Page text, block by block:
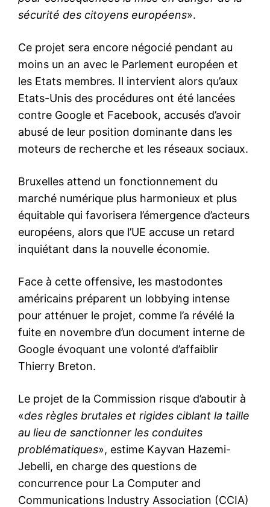
sécurité des citoyens européens».
Ce projet sera encore négocié pendant au
moins un an avec le Parlement européen et
les Etats membres. Il intervient alors qu’aux
Etats-Unis des procédures ont été lancées
contre Google et Facebook, accusés d’avoir
abusé de leur position dominante dans les
moteurs de recherche et les réseaux sociaux.
Bruxelles attend un fonctionnement du
marché numérique plus harmonieux et plus
équitable qui favorisera l’émergence d’acteurs
européens, alors que l’UE accuse un retard
inquiétant dans la nouvelle économie.
Face à cette offensive, les mastodontes
américains préparent un lobbying intense
pour atténuer le projet, comme l’a révélé la
fuite en novembre d’un document interne de
Google évoquant une volonté d’affaiblir
Thierry Breton.
Le projet de la Commission risque d’aboutir à
«des règles brutales et rigides ciblant la taille
au lieu de sanctionner les conduites
problématiques», estime Kayvan Hazemi-
Jebelli, en charge des questions de
concurrence pour La Computer and
Communications Industry Association (CCIA)